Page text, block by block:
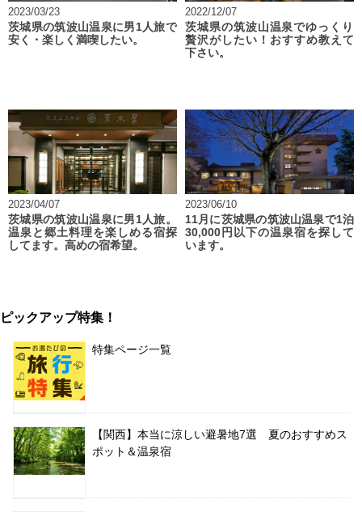
2023/03/23
茨城県の筑波山温泉に男1人旅で
安く・楽しく満喫したい。
2022/12/07
茨城県の筑波山温泉でゆっくり
贅沢がしたい！おすすめ教えて
下さい。
2023/04/07
茨城県の筑波山温泉に男1人旅。
温泉と郷土料理を楽しめる宿探
してます。高めの宿希望。
2023/06/10
11月に茨城県の筑波山温泉で1泊
30,000円以下の温泉宿を探して
います。
ピックアップ特集！
特集ページ一覧
【関西】本当に涼しい避暑地7選 夏のおすすめス
ポット＆温泉宿